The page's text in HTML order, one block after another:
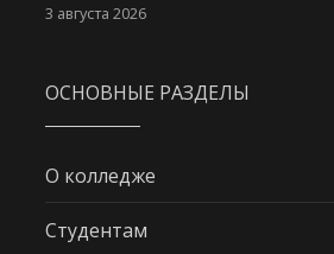
3 августа 2026
ОСНОВНЫЕ РАЗДЕЛЫ
О колледже
Студентам